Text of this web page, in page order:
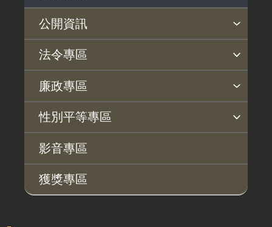
公開資訊
主動公開政府資訊專區
法律及法規命令
解釋性規定及裁量基準
政府機關資訊
行政指導有關文書
施政計畫、業務統計及研究報告
個人資料保護專區
Open Data專區
出版品專區
雙語詞彙專區
生態檢核專區
用地取得行政透明專區
用地公告
用地法規
徵收案件資訊
臺鐵局撥入資產債務基金專區
法令專區
法令查詢
解釋性規定及裁量基準
法令英譯徵集意見專區
訴願文件下載
相關實務判解
相關網站資源
廉政專區
揭弊者保護專區
廉政訊息
利益衝突迴避園地
公務員廉政倫理規範
公職人員財產申報園地
廉政檢舉管道
桃地計畫廉政平臺專網
桃地計畫
廉政平臺
啟動儀式及交流座談會
性別平等專區
性別平等工作小組
宣傳事項
性別平等推動計畫
性別平等統計分析
性別平等影響評估
性騷擾防治
相關網站
影音專區
獲獎專區